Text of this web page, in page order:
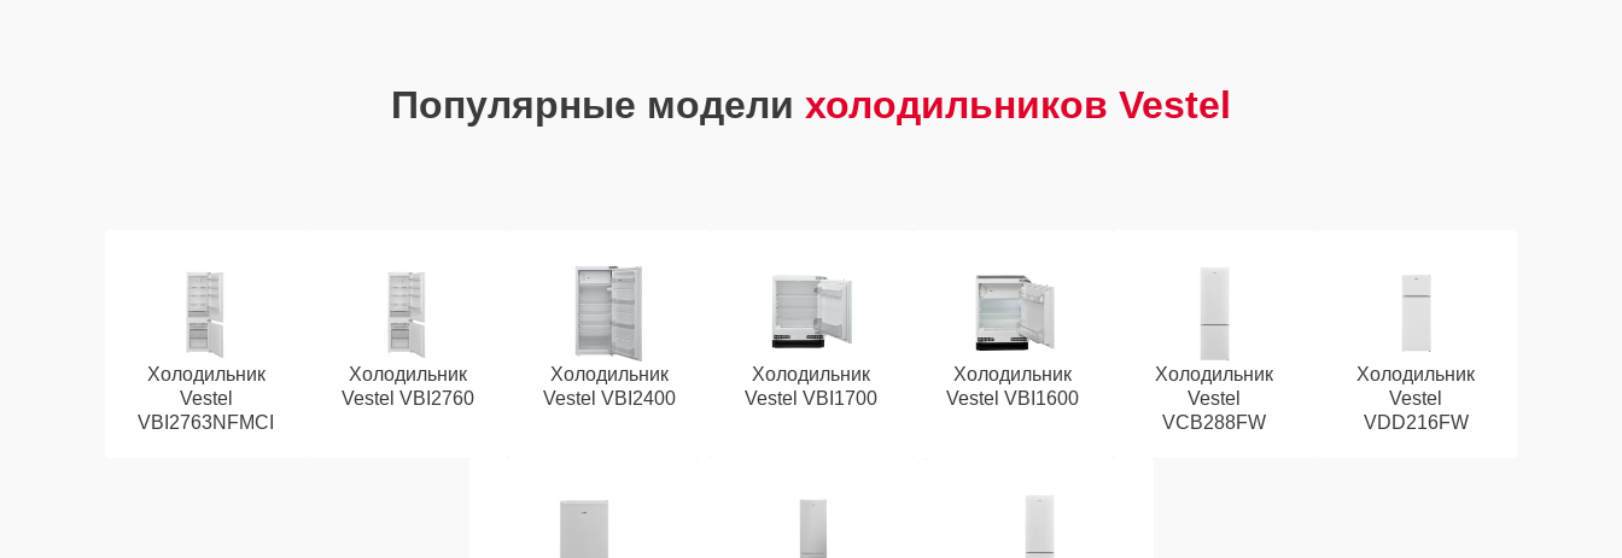
Популярные модели холодильников Vestel
Холодильник
Vestel
VBI2763NFMCI
Холодильник
Vestel VBI2760
Холодильник
Vestel VBI2400
Холодильник
Vestel VBI1700
Холодильник
Vestel VBI1600
Холодильник
Vestel
VCB288FW
Холодильник
Vestel
VDD216FW